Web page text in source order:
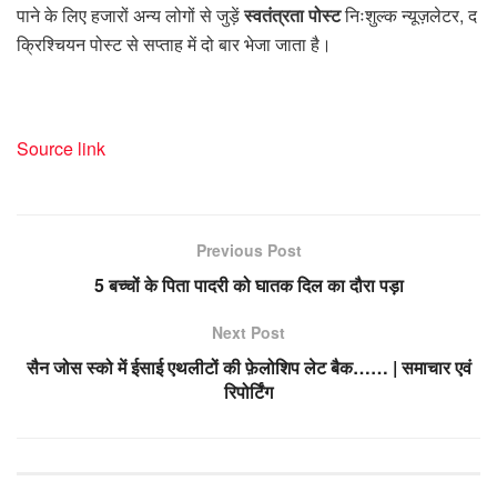
पाने के लिए हजारों अन्य लोगों से जुड़ेंस्वतंत्रता पोस्टनिःशुल्क न्यूज़लेटर, द
क्रिश्चियन पोस्ट से सप्ताह में दो बार भेजा जाता है।
Source link
Previous Post
5 बच्चों के पिता पादरी को घातक दिल का दौरा पड़ा
Next Post
सैन जोस स्को में ईसाई एथलीटों की फ़ेलोशिप लेट बैक…… | समाचार एवं
रिपोर्टिंग